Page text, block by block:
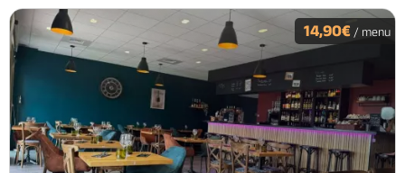
14,90€ / menu